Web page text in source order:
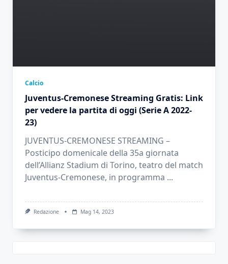
Calcio
Juventus-Cremonese Streaming Gratis: Link
per vedere la partita di oggi (Serie A 2022-
23)
JUVENTUS-CREMONESE STREAMING –
Posticipo domenicale della 35a giornata
dell’Allianz Stadium di Torino, teatro del match
Juventus-Cremonese, in programma ...
Redazione Mag 14, 2023